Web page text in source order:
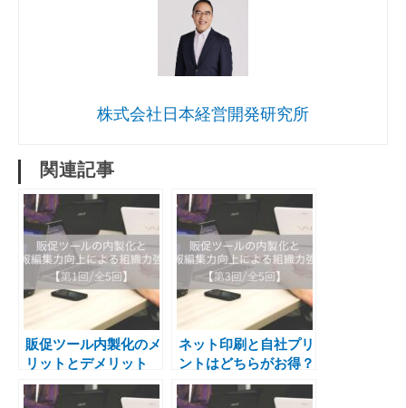
株式会社日本経営開発研究所
関連記事
販促ツール内製化のメ
リットとデメリット
ネット印刷と自社プリ
ントはどちらがお得？